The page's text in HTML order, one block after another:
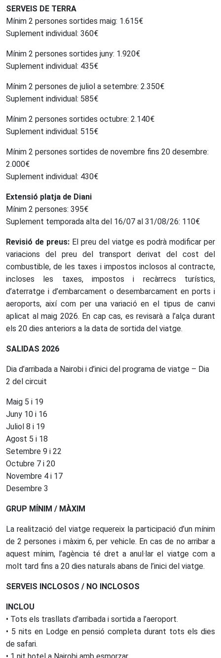
SERVEIS DE TERRA
Mínim 2 persones sortides maig: 1.615€
Suplement individual: 360€
Mínim 2 persones sortides juny: 1.920€
Suplement individual: 435€
Mínim 2 persones de juliol a setembre: 2.350€
Suplement individual: 585€
Mínim 2 persones sortides octubre: 2.140€
Suplement individual: 515€
Mínim 2 persones sortides de novembre fins 20 desembre:
2.000€
Suplement individual: 430€
Extensió platja de Diani
Mínim 2 persones: 395€
Suplement temporada alta del 16/07 al 31/08/26: 110€
Revisió de preus: El preu del viatge es podrà modificar per
variacions del preu del transport derivat del cost del
combustible, de les taxes i impostos inclosos al contracte,
incloses les taxes, impostos i recàrrecs turístics,
d’aterratge i d’embarcament o desembarcament en ports i
aeroports, així com per una variació en el tipus de canvi
aplicat al maig 2026. En cap cas, es revisarà a l’alça durant
els 20 dies anteriors a la data de sortida del viatge.
SALIDAS 2026
Dia d’arribada a Nairobi i d’inici del programa de viatge – Dia
2 del circuit
Maig 5 i 19
Juny 10 i 16
Juliol 8 i 19
Agost 5 i 18
Setembre 9 i 22
Octubre 7 i 20
Novembre 4 i 17
Desembre 3
GRUP MÍNIM / MÀXIM
La realització del viatge requereix la participació d’un mínim
de 2 persones i màxim 6, per vehicle. En cas de no arribar a
aquest mínim, l’agència té dret a anul·lar el viatge com a
molt tard fins a 20 dies naturals abans de l’inici del viatge.
SERVEIS INCLOSOS / NO INCLOSOS
INCLOU
• Tots els trasllats d’arribada i sortida a l’aeroport.
• 5 nits en Lodge en pensió completa durant tots els dies
de safari.